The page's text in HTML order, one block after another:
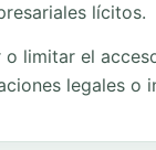
lícitos.
limitar el
legales o